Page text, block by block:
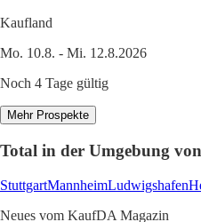
Kaufland
Mo. 10.8. - Mi. 12.8.2026
Noch 4 Tage gültig
Mehr Prospekte
Total in der Umgebung
StuttgartMannheimLudwigshafen
Neues vom KaufDA Magazin